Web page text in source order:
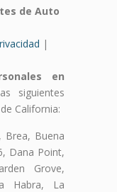
de Auto
|
en
siguientes
California:
Brea, Buena
Dana Point,
Grove,
Habra, La